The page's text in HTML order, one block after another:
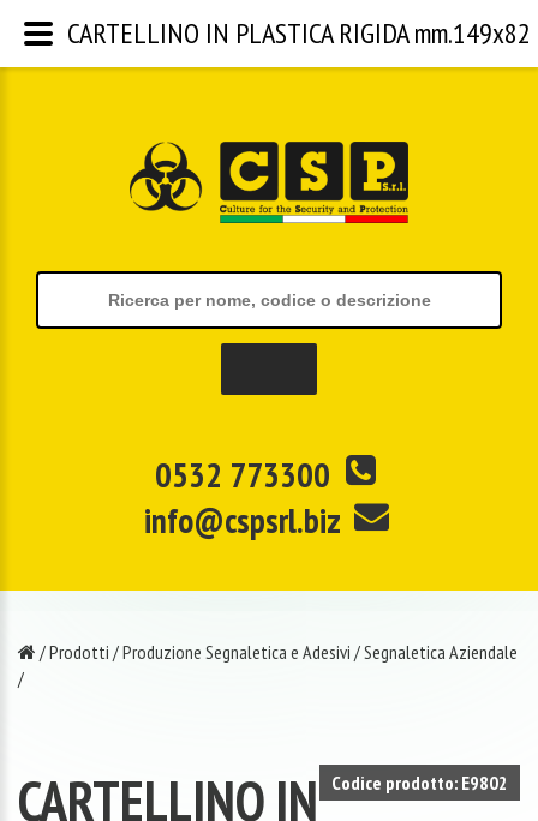
0532 773300
info@cspsrl.biz
/Prodotti /Produzione Segnaletica e Adesivi /Segnaletica Aziendale
/
Codice prodotto: E9802
CARTELLINO IN
CARTELLINO IN PLASTICA RIGIDA mm.149x82